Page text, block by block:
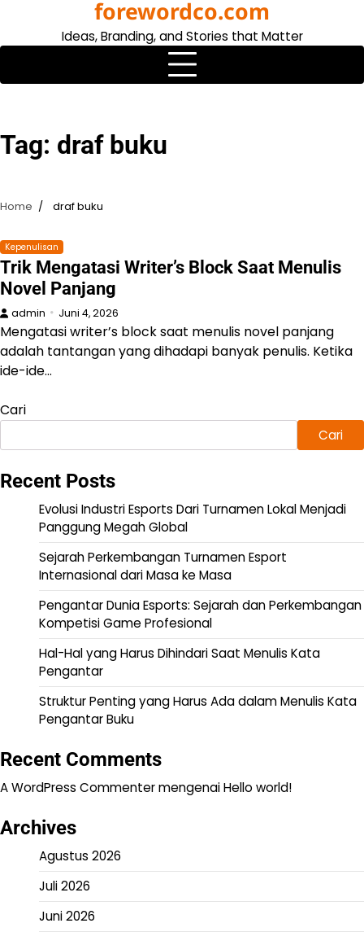
content
forewordco.com
Ideas, Branding, and Stories that Matter
Tag: draf buku
Home draf buku
Kepenulisan
Trik Mengatasi Writer’s Block Saat Menulis
Novel Panjang
admin Juni 4, 2026
Mengatasi writer’s block saat menulis novel panjang
adalah tantangan yang dihadapi banyak penulis. Ketika
ide-ide…
Cari
Cari
Recent Posts
Evolusi Industri Esports Dari Turnamen Lokal Menjadi
Panggung Megah Global
Sejarah Perkembangan Turnamen Esport
Internasional dari Masa ke Masa
Pengantar Dunia Esports: Sejarah dan Perkembangan
Kompetisi Game Profesional
Hal-Hal yang Harus Dihindari Saat Menulis Kata
Pengantar
Struktur Penting yang Harus Ada dalam Menulis Kata
Pengantar Buku
Recent Comments
A WordPress CommentermengenaiHello world!
Archives
Agustus 2026
Juli 2026
Juni 2026